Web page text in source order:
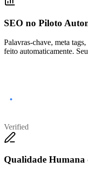
SEO no Piloto
Palavras-chave, meta
feito automaticamente.
Verified
Qualidade Humana